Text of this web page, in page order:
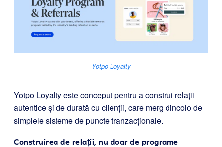
Yotpo Loyalty
Yotpo Loyalty este conceput pentru a construi relații
autentice și de durată cu clienții, care merg dincolo de
simplele sisteme de puncte tranzacționale.
Construirea de relații, nu doar de programe